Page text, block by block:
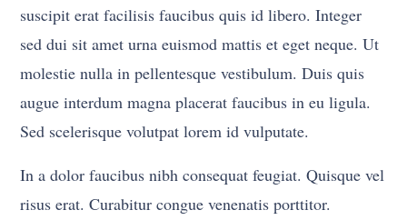
suscipit erat facilisis faucibus quis id libero. Integer
sed dui sit amet urna euismod mattis et eget neque. Ut
molestie nulla in pellentesque vestibulum. Duis quis
augue interdum magna placerat faucibus in eu ligula.
Sed scelerisque volutpat lorem id vulputate.
In a dolor faucibus nibh consequat feugiat. Quisque vel
risus erat. Curabitur congue venenatis porttitor.